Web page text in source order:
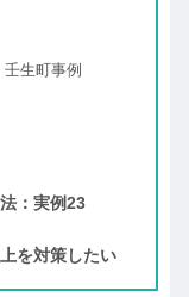
生町事例
：実例23
を対策したい